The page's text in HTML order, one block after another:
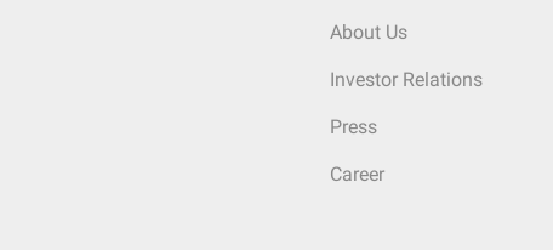
About Us
Investor Relations
Press
Career